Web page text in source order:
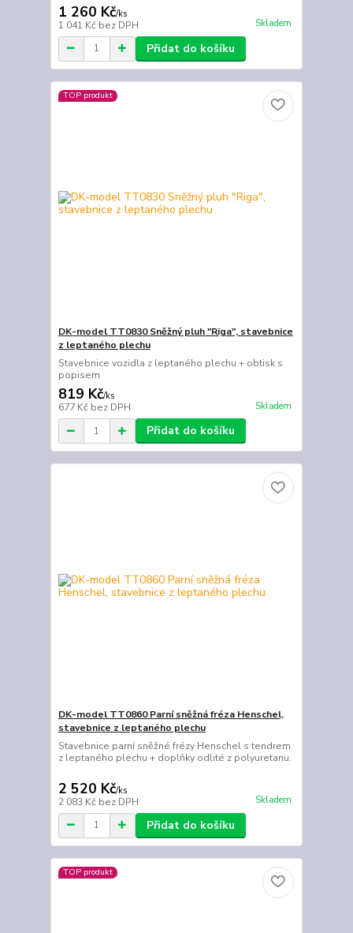
1 260 Kč/ks
1 041 Kč bez DPH Skladem
Přidat do košíku
TOP produkt
DK-model TT0830 Sněžný pluh "Riga", stavebnice
z leptaného plechu
Stavebnice vozidla z leptaného plechu + obtisk s
popisem
819 Kč/ks
677 Kč bez DPH Skladem
Přidat do košíku
DK-model TT0860 Parní sněžná fréza Henschel,
stavebnice z leptaného plechu
Stavebnice parní sněžné frézy Henschel s tendrem
z leptaného plechu + doplňky odlité z polyuretanu.
2 520 Kč/ks
2 083 Kč bez DPH Skladem
Přidat do košíku
TOP produkt